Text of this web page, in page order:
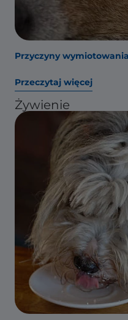
Przyczyny
Przeczytaj więcej
Żywienie